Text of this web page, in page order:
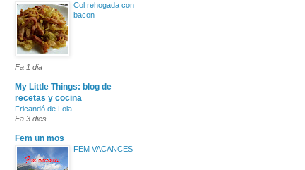
Col rehogada con
bacon
Fa 1 dia
My Little Things: blog de
recetas y cocina
Fricandó de Lola
Fa 3 dies
Fem un mos
FEM VACANCES